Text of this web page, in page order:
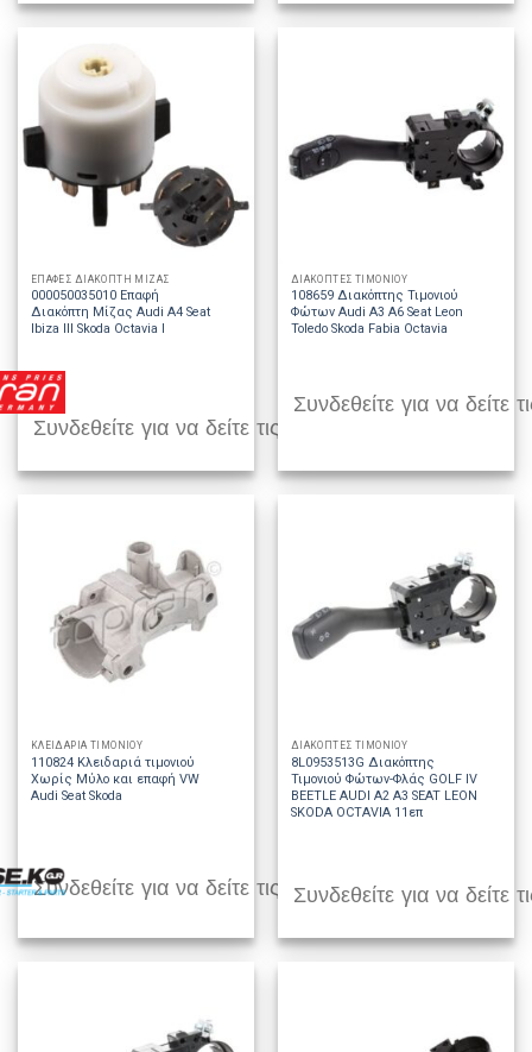
ΕΠΑΦΕΣ ΔΙΑΚΟΠΤΗ ΜΙΖΑΣ
000050035010 Επαφή
Διακόπτη Μίζας Audi A4 Seat
Ibiza III Skoda Octavia I
Συνδεθείτε για να δείτε τις τιμές
ΔΙΑΚΟΠΤΕΣ ΤΙΜΟΝΙΟΥ
108659 Διακόπτης Τιμονιού
Φώτων Audi A3 A6 Seat Leon
Toledo Skoda Fabia Octavia
Συνδεθείτε για να δείτε
ΚΛΕΙΔΑΡΙΑ ΤΙΜΟΝΙΟΥ
110824 Κλειδαριά τιμονιού
Χωρίς Μύλο και επαφή VW
Audi Seat Skoda
Συνδεθείτε για να δείτε τις τιμές
ΔΙΑΚΟΠΤΕΣ ΤΙΜΟΝΙΟΥ
8L0953513G Διακόπτης
Τιμονιού Φώτων-Φλάς GOLF IV
BEETLE AUDI A2 A3 SEAT LEON
SKODA OCTAVIA 11επ
Συνδεθείτε για να δείτε